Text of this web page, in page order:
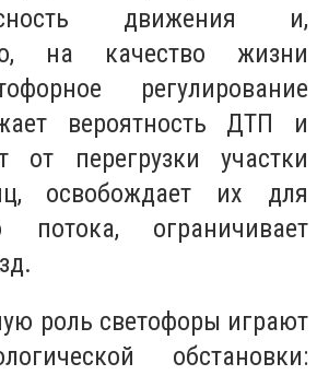
движения и,
на качество жизни
регулирование
вероятность ДТП и
от перегрузки участки
освобождает их для
потока, ограничивает
роль светофоры играют
обстановки: